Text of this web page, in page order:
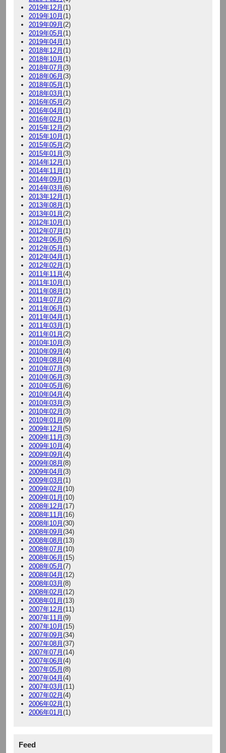
2019年12月 (1)
2019年10月 (1)
2019年09月 (2)
2019年05月 (1)
2019年04月 (1)
2018年12月 (1)
2018年10月 (1)
2018年07月 (3)
2018年06月 (3)
2018年05月 (1)
2018年03月 (1)
2016年05月 (2)
2016年04月 (1)
2016年02月 (1)
2015年12月 (2)
2015年10月 (1)
2015年05月 (2)
2015年01月 (3)
2014年12月 (1)
2014年11月 (1)
2014年09月 (1)
2014年03月 (6)
2013年12月 (1)
2013年08月 (1)
2013年01月 (2)
2012年10月 (1)
2012年07月 (1)
2012年06月 (5)
2012年05月 (1)
2012年04月 (1)
2012年02月 (1)
2011年11月 (4)
2011年10月 (1)
2011年08月 (1)
2011年07月 (2)
2011年06月 (1)
2011年04月 (1)
2011年03月 (1)
2011年01月 (2)
2010年10月 (3)
2010年09月 (4)
2010年08月 (4)
2010年07月 (3)
2010年06月 (3)
2010年05月 (6)
2010年04月 (4)
2010年03月 (3)
2010年02月 (3)
2010年01月 (9)
2009年12月 (5)
2009年11月 (3)
2009年10月 (4)
2009年09月 (4)
2009年08月 (8)
2009年04月 (3)
2009年03月 (1)
2009年02月 (10)
2009年01月 (10)
2008年12月 (17)
2008年11月 (16)
2008年10月 (30)
2008年09月 (34)
2008年08月 (13)
2008年07月 (10)
2008年06月 (15)
2008年05月 (7)
2008年04月 (12)
2008年03月 (8)
2008年02月 (12)
2008年01月 (13)
2007年12月 (11)
2007年11月 (9)
2007年10月 (15)
2007年09月 (34)
2007年08月 (37)
2007年07月 (14)
2007年06月 (4)
2007年05月 (8)
2007年04月 (4)
2007年03月 (11)
2007年02月 (4)
2006年02月 (1)
2006年01月 (1)
Feed